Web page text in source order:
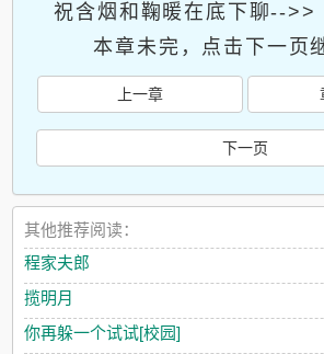
祝含烟和鞠暖在底下聊-->>
本章未完，点击下一页
上一章
下一页
其他推荐阅读：
程家夫郎
揽明月
你再躲一个试试[校园]